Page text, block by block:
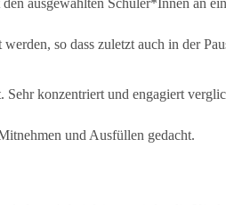
ausgewählten Schüler*Innen an
so dass zuletzt auch in der
konzentriert und engagiert
und Ausfüllen gedacht.